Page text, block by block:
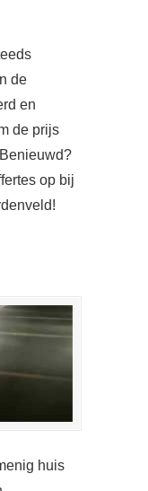
de
en
de prijs
op bij
huis